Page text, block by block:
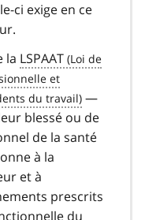
ci exige en ce
la LSPAAT
—
blessé ou de
de la santé
à la
et à
prescrits
du